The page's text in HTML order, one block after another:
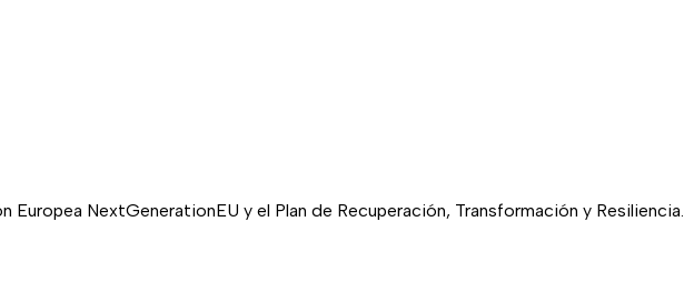
Europea NextGenerationEU y el Plan de Recuperación, Transformación y Resiliencia.